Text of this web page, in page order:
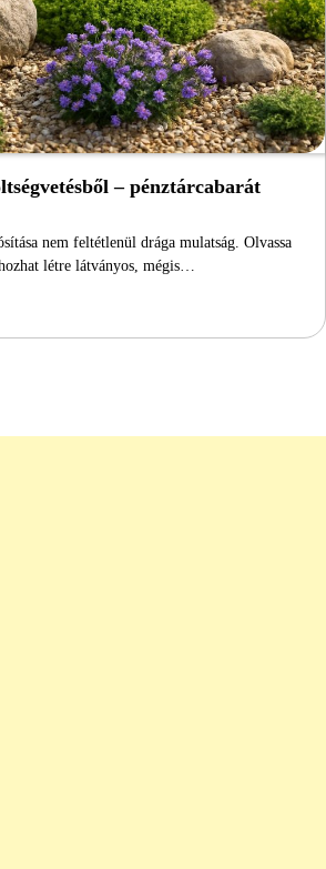
– pénztárcabarát
nem feltétlenül drága mulatság. Olvassa
létre látványos, mégis…